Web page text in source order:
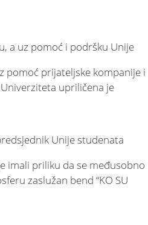
a uz pomoć i podršku Unije
pomoć prijateljske kompanije i
upriličena je
Unije studenata
imali priliku da se međusobno
zaslužan bend “KO SU